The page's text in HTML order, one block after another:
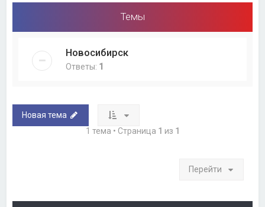
Темы
Новосибирск
Ответы: 1
Новая тема
1 тема • Страница 1 из 1
Перейти